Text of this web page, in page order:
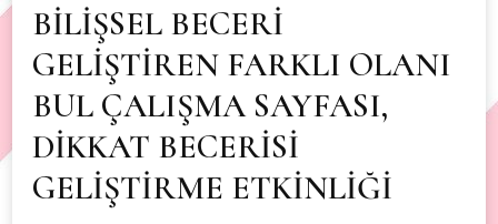
BİLİŞSEL BECERİ
GELİŞTİREN FARKLI OLANI
BUL ÇALIŞMA SAYFASI,
DİKKAT BECERİSİ
GELİŞTİRME ETKİNLİĞİ